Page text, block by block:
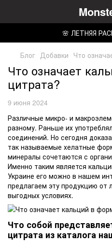
🌸 ЛЕТНЯЯ
Блог Добавки Что
Что означает
цитрата?
9 июня 2024
Различные микро- и
разному. Раньше их
соединений. Но сегодня
так называемые хелатные
минералы сочетаются с
Именно таким является
Украине его можно в нашем
предлагаем эту продукцию от
выгодных условиях.
Что собой
цитрата из каталога